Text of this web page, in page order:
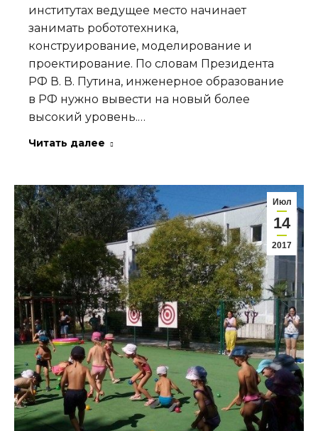
институтах ведущее место начинает
занимать робототехника,
конструирование, моделирование и
проектирование. По словам Президента
РФ В. В. Путина, инженерное образование
в РФ нужно вывести на новый более
высокий уровень.…
Читать далее
Июл
14
2017